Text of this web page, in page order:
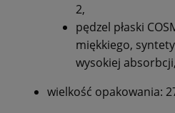
2,
pędzel płaski
miękkiego,
wysokiej absorbcji,
wielkość opakowania: